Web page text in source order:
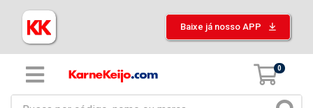
Baixe já nosso APP
0